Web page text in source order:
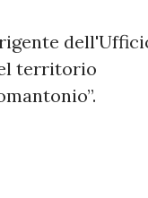
territorio